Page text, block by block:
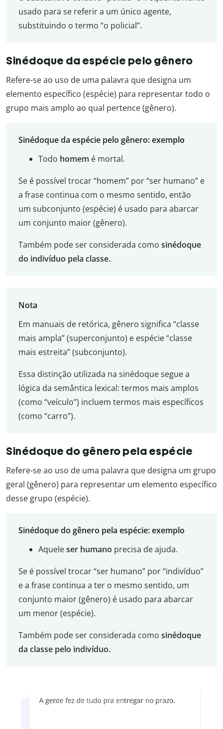
usado para se referir a um único agente,
substituindo o termo “o policial”.
Sinédoque da espécie pelo gênero
Refere-se ao uso de uma palavra que designa um
elemento específico (espécie) para representar todo o
grupo mais amplo ao qual pertence (gênero).
Sinédoque da espécie pelo gênero: exemplo
Todo homem é mortal.
Se é possível trocar “homem” por “ser humano” e
a frase continua com o mesmo sentido, então
um subconjunto (espécie) é usado para abarcar
um conjunto maior (gênero).
Também pode ser considerada como sinédoque
do indivíduo pela classe.
Nota
Em manuais de retórica, gênero significa “classe
mais ampla” (superconjunto) e espécie “classe
mais estreita” (subconjunto).
Essa distinção utilizada na sinédoque segue a
lógica da semântica lexical: termos mais amplos
(como “veículo”) incluem termos mais específicos
(como “carro”).
Sinédoque do gênero pela espécie
Refere-se ao uso de uma palavra que designa um grupo
geral (gênero) para representar um elemento específico
desse grupo (espécie).
Sinédoque do gênero pela espécie: exemplo
Aqueleser humano precisa de ajuda.
Se é possível trocar “ser humano” por “indivíduo”
e a frase continua a ter o mesmo sentido, um
conjunto maior (gênero) é usado para abarcar
um menor (espécie).
Também pode ser considerada como sinédoque
da classe pelo indivíduo.